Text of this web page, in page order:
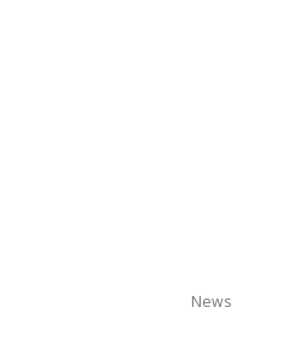
News